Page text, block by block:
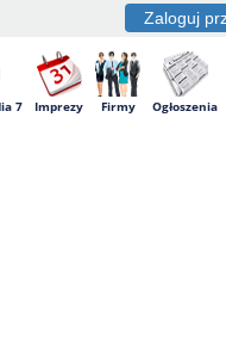
Zaloguj
7 Imprezy Firmy Ogłoszenia